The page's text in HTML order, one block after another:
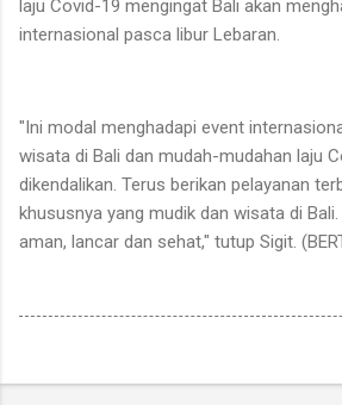
laju Covid-19 mengingat Bali akan
internasional pasca libur Lebaran.
"Ini modal menghadapi event
wisata di Bali dan mudah-mudahan laju
dikendalikan. Terus berikan pelayanan
khususnya yang mudik dan wisata di
aman, lancar dan sehat," tutup Sigit.